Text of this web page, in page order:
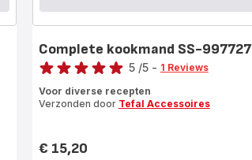
Complete kookmand SS-997727
Score
met
(gemiddeld)
5 /5 - 1 Reviews
Voor diverse recepten
Verzonden door Tefal Accessoires
Prijs
€ 15,20